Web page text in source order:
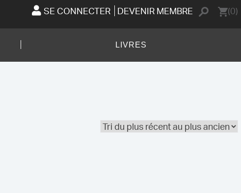
SE CONNECTER DEVENIR MEMBRE (0)
LIVRES